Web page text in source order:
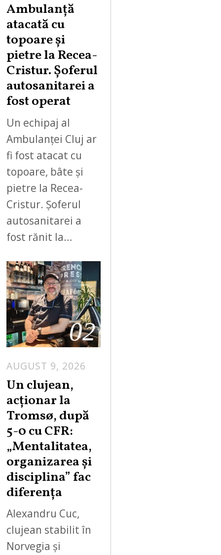
Ambulanță
atacată cu
topoare și
pietre la Recea-
Cristur. Șoferul
autosanitarei a
fost operat
Un echipaj al
Ambulanței Cluj ar
fi fost atacat cu
topoare, bâte și
pietre la Recea-
Cristur. Șoferul
autosanitarei a
fost rănit la…
02
AUGUST 9, 2026
Un clujean,
acționar la
Tromsø, după
5-0 cu CFR:
„Mentalitatea,
organizarea și
disciplina” fac
diferența
Alexandru Cuc,
clujean stabilit în
Norvegia și